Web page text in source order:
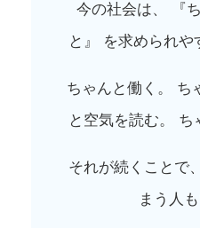
今の社会は、 『
と』 を求められや
ちゃんと働く。 ち
と空気を読む。 ち
それが続くことで
まう人